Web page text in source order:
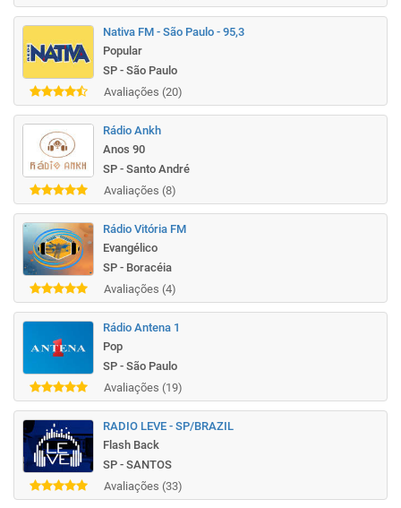
Nativa FM - São Paulo - 95,3
Popular
SP - São Paulo
Avaliações (20)
Rádio Ankh
Anos 90
SP - Santo André
Avaliações (8)
Rádio Vitória FM
Evangélico
SP - Boracéia
Avaliações (4)
Rádio Antena 1
Pop
SP - São Paulo
Avaliações (19)
RADIO LEVE - SP/BRAZIL
Flash Back
SP - SANTOS
Avaliações (33)